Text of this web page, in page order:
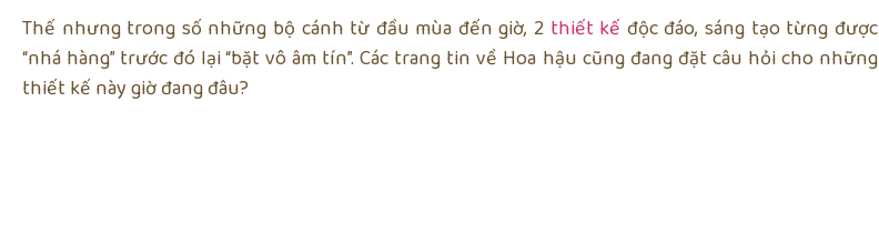
Thế nhưng trong số những bộ cánh từ đầu mùa đến giờ, 2 thiết kế độc đáo, sáng tạo từng được
“nhá hàng” trước đó lại “bặt vô âm tín”. Các trang tin về Hoa hậu cũng đang đặt câu hỏi cho những
thiết kế này giờ đang đâu?